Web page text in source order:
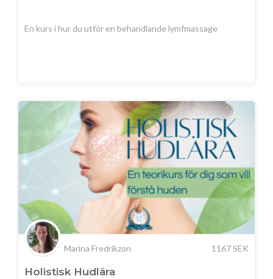
En kurs i hur du utför en behandlande lymfmassage
Marina Fredrikzon 1167SEK
Holistisk Hudlära